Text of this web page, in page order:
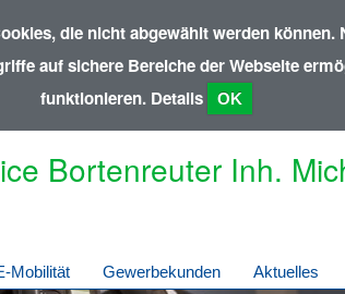
die nicht abgewählt werden
auf sichere Bereiche der Webseite
funktionieren. Details OK
Bortenreuter Inh.
Mobilität Gewerbekunden Aktuelles